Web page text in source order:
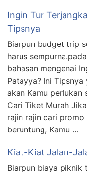
Ingin Tur
Tipsnya
Biarpun budget trip
harus
bahasan mengenai
Patayya? Ini
akan Kamu perlukan
Cari Tiket Murah
rajin rajin cari
beruntung, Kamu …
Kiat-Kiat Jalan-
Biarpun biaya piknik